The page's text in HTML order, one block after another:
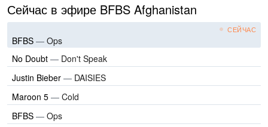
Сейчас в эфире BFBS Afghanistan
СЕЙЧАС
BFBS — Ops
No Doubt — Don't Speak
Justin Bieber — DAISIES
Maroon 5 — Cold
BFBS — Ops